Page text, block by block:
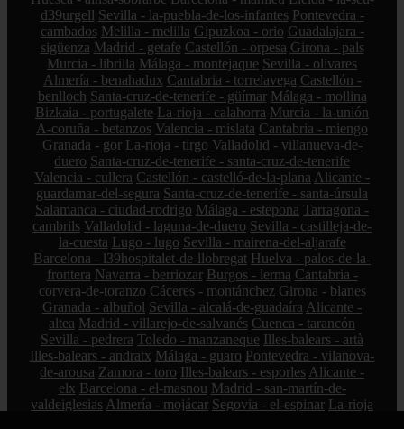
d39urgell Sevilla - la-puebla-de-los-infantes Pontevedra -
cambados Melilla - melilla Gipuzkoa - orio Guadalajara -
sigüenza Madrid - getafe Castellón - orpesa Girona - pals
Murcia - librilla Málaga - montejaque Sevilla - olivares
Almería - benahadux Cantabria - torrelavega Castellón -
benlloch Santa-cruz-de-tenerife - güímar Málaga - mollina
Bizkaia - portugalete La-rioja - calahorra Murcia - la-unión
A-coruña - betanzos Valencia - mislata Cantabria - miengo
Granada - gor La-rioja - tirgo Valladolid - villanueva-de-
duero Santa-cruz-de-tenerife - santa-cruz-de-tenerife
Valencia - cullera Castellón - castelló-de-la-plana Alicante -
guardamar-del-segura Santa-cruz-de-tenerife - santa-úrsula
Salamanca - ciudad-rodrigo Málaga - estepona Tarragona -
cambrils Valladolid - laguna-de-duero Sevilla - castilleja-de-
la-cuesta Lugo - lugo Sevilla - mairena-del-aljarafe
Barcelona - l39hospitalet-de-llobregat Huelva - palos-de-la-
frontera Navarra - berriozar Burgos - lerma Cantabria -
corvera-de-toranzo Cáceres - montánchez Girona - blanes
Granada - albuñol Sevilla - alcalá-de-guadaíra Alicante -
altea Madrid - villarejo-de-salvanés Cuenca - tarancón
Sevilla - pedrera Toledo - manzaneque Illes-balears - artà
Illes-balears - andratx Málaga - guaro Pontevedra - vilanova-
de-arousa Zamora - toro Illes-balears - esporles Alicante -
elx Barcelona - el-masnou Madrid - san-martín-de-
valdeiglesias Almería - mojácar Segovia - el-espinar La-rioja